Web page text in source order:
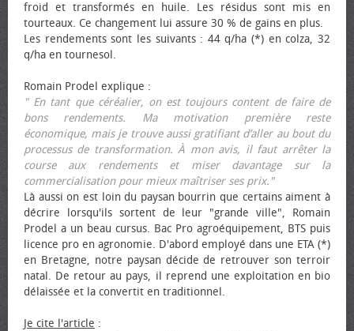
froid et transformés en huile. Les résidus sont mis en
tourteaux. Ce changement lui assure 30 % de gains en plus.
Les rendements sont les suivants : 44 q/ha (*) en colza, 32
q/ha en tournesol.
Romain Prodel explique :
" En tant que céréalier, on est toujours content de faire de
bons rendements. Ma motivation première reste
économique, mais je trouve aussi gratifiant d’aller au bout du
processus de transformation. À mon avis, il faut arrêter la
course aux rendements et miser davantage sur la
commercialisation pour mieux maîtriser ses prix."
Là aussi on est loin du paysan bourrin que certains aiment à
décrire lorsqu'ils sortent de leur "grande ville", Romain
Prodel a un beau cursus. Bac Pro agroéquipement, BTS puis
licence pro en agronomie. D'abord employé dans une ETA (*)
en Bretagne, notre paysan décide de retrouver son terroir
natal. De retour au pays, il reprend une exploitation en bio
délaissée et la convertit en traditionnel.
Je cite l'article :